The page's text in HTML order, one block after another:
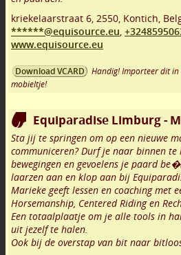
kriekelaarstraat 6, 2550, Kontich,
******@equisource.eu,
www.equisource.eu
Download VCARD
Handig! Importeer dit
mobieltje!
Equiparadise Limburg -
Sta jij te springen om op een nieuwe
communiceren? Durf je naar binnen
bewegingen en gevoelens je paard
laarzen aan en klop aan bij
Marieke geeft lessen en coaching met
Horsemanship, Centered Riding en
Een totaalplaatje om je alle tools in
uit jezelf te halen.
Ook bij de overstap van bit naar